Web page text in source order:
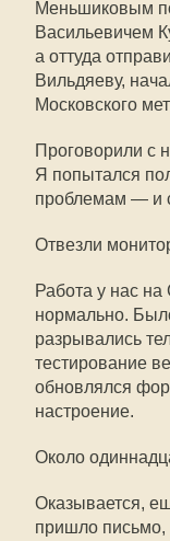
Меньшиковым
Васильевичем
а оттуда
Вильдяеву,
Московского
Проговорили с
Я попытался
проблемам — и
Отвезли
Работа у нас
нормально.
разрывались
тестирование
обновлялся
настроение.
Около
Оказывается,
пришло письмо,